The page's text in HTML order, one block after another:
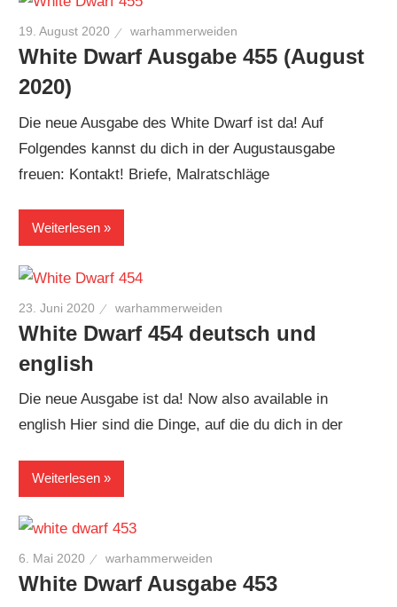
19. August 2020 warhammerweiden
White Dwarf Ausgabe 455 (August
2020)
Die neue Ausgabe des White Dwarf ist da! Auf
Folgendes kannst du dich in der Augustausgabe
freuen: Kontakt! Briefe, Malratschläge
Weiterlesen
23. Juni 2020 warhammerweiden
White Dwarf 454 deutsch und
english
Die neue Ausgabe ist da! Now also available in
english Hier sind die Dinge, auf die du dich in der
Weiterlesen
6. Mai 2020 warhammerweiden
White Dwarf Ausgabe 453